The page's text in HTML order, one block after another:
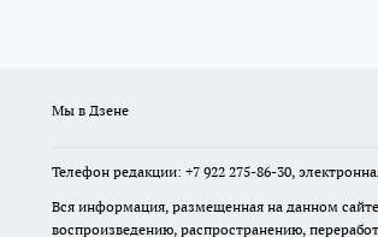
Мы в Дзене
Телефон редакции: +7 922 275-86-30,
Вся информация, размещенная на данном
воспроизведению, распространению,